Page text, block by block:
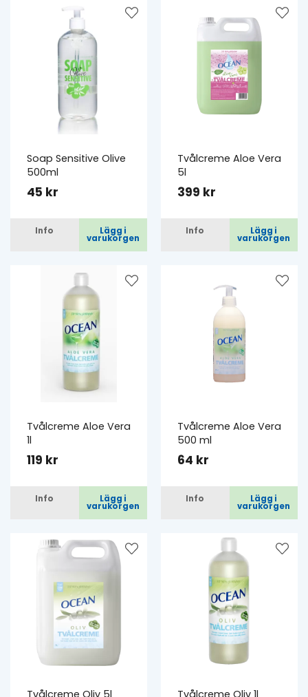
Soap Sensitive Olive
500ml
45 kr
Info Lägg i
varukorgen
Tvålcreme Aloe Vera
5l
399 kr
Info Lägg i
varukorgen
Tvålcreme Aloe Vera
1l
119 kr
Info Lägg i
varukorgen
Tvålcreme Aloe Vera
500 ml
64 kr
Info Lägg i
varukorgen
Tvålcreme Oliv 5l Tvålcreme Oliv 1l